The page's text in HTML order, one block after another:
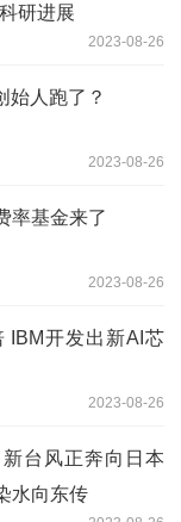
研进展
2023-08-26
始人跑了？
2023-08-26
率基金来了
2023-08-26
IBM开发出新AI芯
2023-08-26
台风正奔向日本
水向东传